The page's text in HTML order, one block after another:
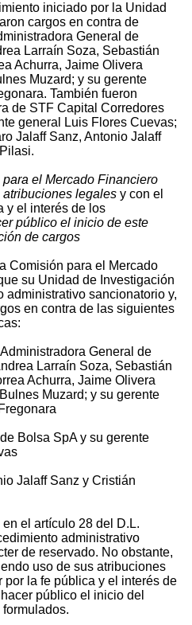
iniciado por la Unidad
cargos en contra de
General de
Larraín Soza, Sebastián
Achurra, Jaime Olivera
Muzard; y su gerente
También fueron
de STF Capital Corredores
general Luis Flores Cuevas;
Jalaff Sanz, Antonio Jalaff
el Mercado Financiero
legales y con el
y el interés de los
público el inicio de este
de cargos
Comisión para el Mercado
su Unidad de Investigación
administrativo sancionatorio y,
en contra de las siguientes
General de
Larraín Soza, Sebastián
Achurra, Jaime Olivera
Muzard; y su gerente
Bolsa SpA y su gerente
Jalaff Sanz y Cristián
el artículo 28 del D.L.
administrativo
de reservado. No obstante,
uso de sus atribuciones
por la fe pública y el interés de
público el inicio del